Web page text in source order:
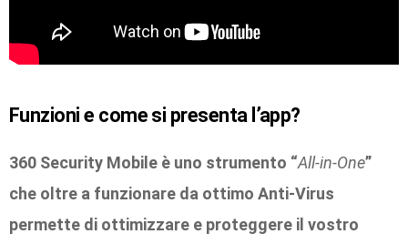
Funzioni e come si presenta l’app?
360 Security Mobile è uno strumento “All-in-One”
che oltre a funzionare da ottimo Anti-Virus
permette di ottimizzare e proteggere il vostro